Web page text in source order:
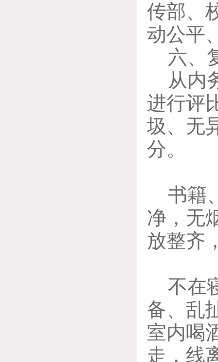
传部、
动公平
六、
从内
进行评
圾、无
分。
书籍
净，无
放整齐
不在
备、乱
室内喝
走，线